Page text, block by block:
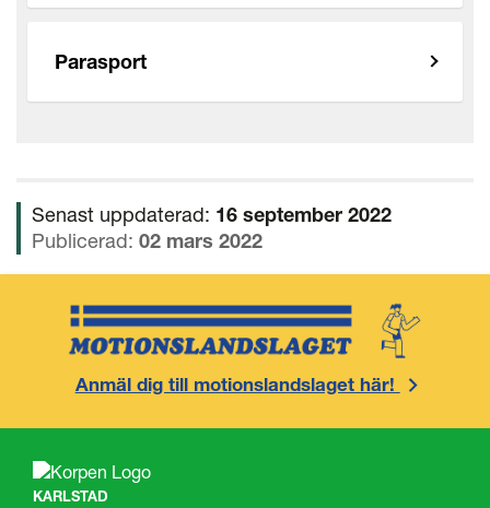
Parasport
Senast uppdaterad: 16 september 2022
Publicerad: 02 mars 2022
Anmäl dig till motionslandslaget här!
KARLSTAD